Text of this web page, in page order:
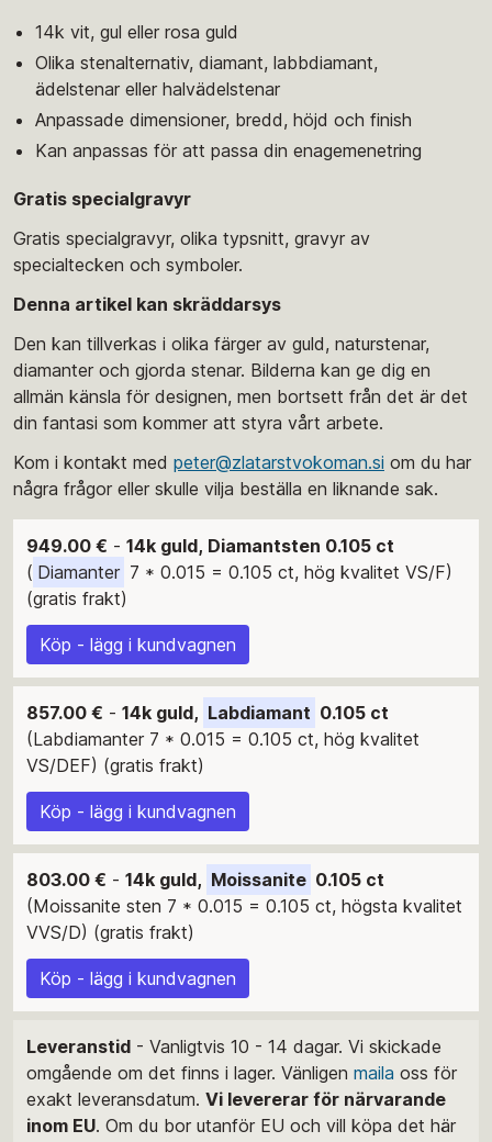
14k vit, gul eller rosa guld
Olika stenalternativ, diamant, labbdiamant,
ädelstenar eller halvädelstenar
Anpassade dimensioner, bredd, höjd och finish
Kan anpassas för att passa din enagemenetring
Gratis specialgravyr
Gratis specialgravyr, olika typsnitt, gravyr av
specialtecken och symboler.
Denna artikel kan skräddarsys
Den kan tillverkas i olika färger av guld, naturstenar,
diamanter och gjorda stenar. Bilderna kan ge dig en
allmän känsla för designen, men bortsett från det är det
din fantasi som kommer att styra vårt arbete.
Kom i kontakt med peter@zlatarstvokoman.si om du har
några frågor eller skulle vilja beställa en liknande sak.
949.00 € - 14k guld, Diamantsten 0.105 ct
( Diamanter 7 * 0.015 = 0.105 ct, hög kvalitet VS/F)
(gratis frakt)
Köp - lägg i kundvagnen
857.00 € - 14k guld, Labdiamant 0.105 ct
(Labdiamanter 7 * 0.015 = 0.105 ct, hög kvalitet
VS/DEF) (gratis frakt)
Köp - lägg i kundvagnen
803.00 € - 14k guld, Moissanite 0.105 ct
(Moissanite sten 7 * 0.015 = 0.105 ct, högsta kvalitet
VVS/D) (gratis frakt)
Köp - lägg i kundvagnen
Leveranstid - Vanligtvis 10 - 14 dagar. Vi skickade
omgående om det finns i lager. Vänligen maila oss för
exakt leveransdatum. Vi levererar för närvarande
inom EU. Om du bor utanför EU och vill köpa det här